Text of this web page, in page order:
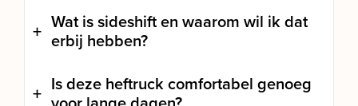
Wat is sideshift en waarom wil ik dat
erbij hebben?
Is deze heftruck comfortabel genoeg